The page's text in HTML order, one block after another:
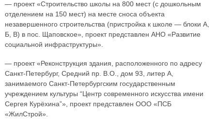
— проект «Строительство школы на 800 мест (с дошкольным
отделением на 150 мест) на месте сноса объекта
незавершенного строительства (пристройка к школе — блоки А,
Б, В) в пос. Щаповское», проект представлен АНО «Развитие
социальной инфраструктуры».
— проект «Реконструкция здания, расположенного по адресу
Санкт-Петербург, Средний пр. В.О., дом 93, литер А,
занимаемого Санкт-Петербургским государственным
учреждением культуры “Центр современного искусства имени
Сергея Курёхина”», проект представлен ООО «ПСБ
«ЖилСтрой».